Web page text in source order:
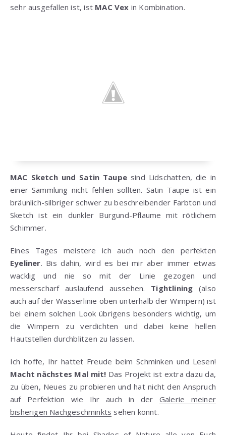
sehr ausgefallen ist, ist MAC Vex in Kombination.
MAC Sketch und Satin Taupe sind Lidschatten, die in
einer Sammlung nicht fehlen sollten. Satin Taupe ist ein
bräunlich-silbriger schwer zu beschreibender Farbton und
Sketch ist ein dunkler Burgund-Pflaume mit rötlichem
Schimmer.
Eines Tages meistere ich auch noch den perfekten
Eyeliner. Bis dahin, wird es bei mir aber immer etwas
wacklig und nie so mit der Linie gezogen und
messerscharf auslaufend aussehen. Tightlining (also
auch auf der Wasserlinie oben unterhalb der Wimpern) ist
bei einem solchen Look übrigens besonders wichtig, um
die Wimpern zu verdichten und dabei keine hellen
Hautstellen durchblitzen zu lassen.
Ich hoffe, Ihr hattet Freude beim Schminken und Lesen!
Macht nächstes Mal mit! Das Projekt ist extra dazu da,
zu üben, Neues zu probieren und hat nicht den Anspruch
auf Perfektion wie Ihr auch in der Galerie meiner
bisherigen Nachgeschminkts sehen könnt.